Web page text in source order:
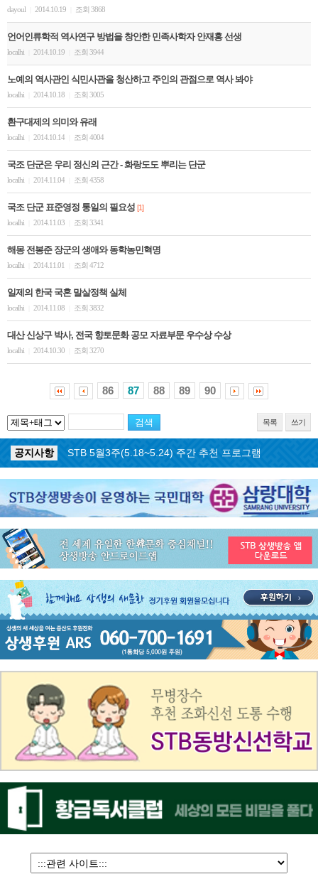
dayoul 2014.10.19 조회 3868
언어인류학적 역사연구 방법을 창안한 민족사학자 안재홍 선생
localhi 2014.10.19 조회 3944
노예의 역사관인 식민사관을 청산하고 주인의 관점으로 역사 봐야
localhi 2014.10.18 조회 3005
환구대제의 의미와 유래
localhi 2014.10.14 조회 4004
국조 단군은 우리 정신의 근간 - 화랑도도 뿌리는 단군
localhi 2014.11.04 조회 4358
국조 단군 표준영정 통일의 필요성 [1]
localhi
2014.11.03 조회 3341
해몽 전봉준 장군의 생애와 동학농민혁명
localhi 2014.11.01 조회 4712
일제의 한국 국혼 말살정책 실체
localhi 2014.11.08 조회 3832
대산 신상구 박사, 전국 향토문화 공모 자료부문 우수상 수상
localhi 2014.10.30 조회 3270
86 87 88 89 90
목록 쓰기
공지사항
ON AIR 서비스 장애 복구 안내
공지사항
STB 5월4주(5.25~5.31) 주간 추천 프로그램
공지사항
STB 5월3주(5.18~5.24) 주간 추천 프로그램
공지사항
STB 4월마지막주(4.27~5.3) 주간 추천 프로그램
공지사항
STB 4월4주(4.20~4.26) 주간 추천 프로그램
STB 4월2주(4.6~4.12) 주간 추천 프로그램
공지사항
STB 4월1주(3.30~4.5) 주간 추천 프로그램
공지사항
STB 3월4주(3.23~3.29) 주간 추천 프로그램